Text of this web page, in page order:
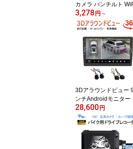
カメラ パンチルト
対応 ペットカメラ スマ
ホ遠隔操作 屋内用
技適 6ヶ月保証
3,278円 ～
3Dアラウンドビュー
ンチAndroidモニター
ライブレコーダー
360度鳥瞰パノラマ映
全方向3Dバードビュ
ニターシステム 空中映
3ヶ月保証
28,600円